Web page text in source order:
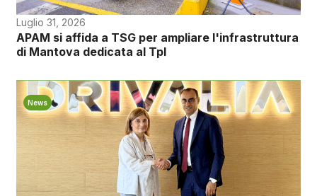
Luglio 31, 2026
APAM si affida a TSG per ampliare l'infrastruttura
di Mantova dedicata al Tpl
News